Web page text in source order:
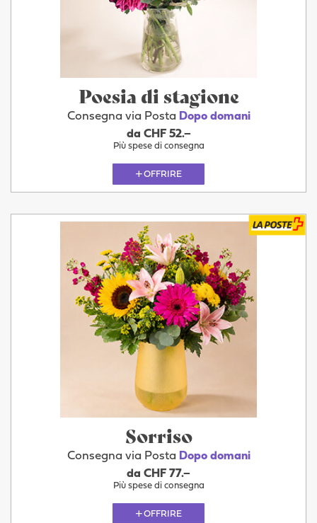
Poesia di stagione
Consegna via Posta Dopo domani
da CHF 52.–
Più spese di consegna
OFFRIRE
Sorriso
Consegna via Posta Dopo domani
da CHF 77.–
Più spese di consegna
OFFRIRE